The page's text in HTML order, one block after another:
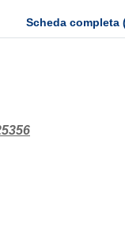
Scheda completa